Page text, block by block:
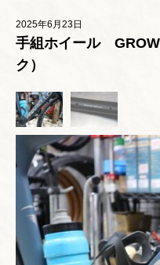
2025年6月23日
手組ホイール
ク）